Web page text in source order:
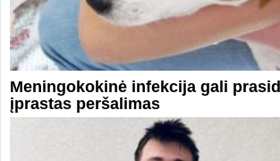
Meningokokinė infekcija gali
įprastas peršalimas